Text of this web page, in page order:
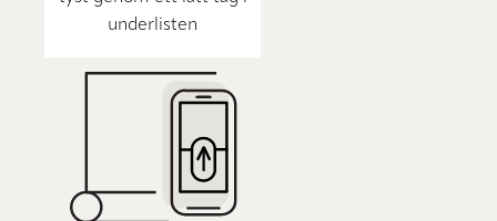
underlisten